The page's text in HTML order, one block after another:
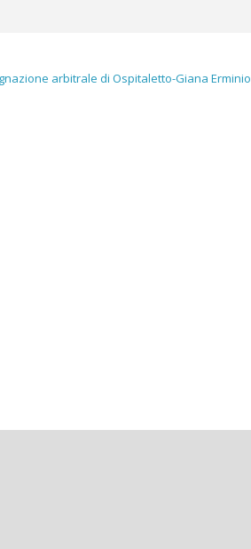
arbitrale di Ospitaletto-Giana Erminio